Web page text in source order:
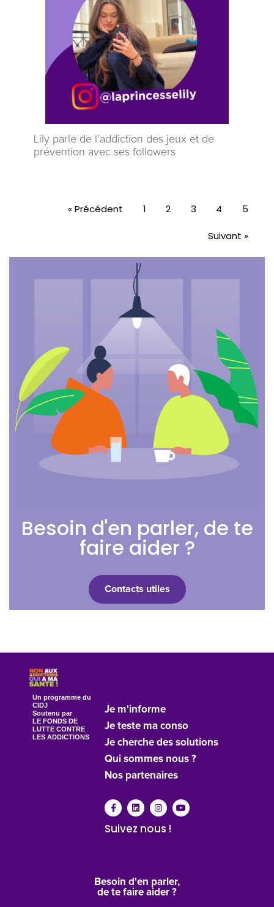
Lily parle de l’addiction des jeux et de
prévention avec ses followers
« Précédent 1 2 3 4 5
Suivant »
Besoin d'en parler, de te
faire aider ?
Contacts utiles
Un programme du
CIDJ
Soutenu par
LE FONDS DE
LUTTE CONTRE
LES ADDICTIONS
Je m'informe
Je teste ma conso
Je cherche des solutions
Qui sommes nous ?
Nos partenaires
Suivez nous !
Besoin d'en parler,
de te faire aider ?